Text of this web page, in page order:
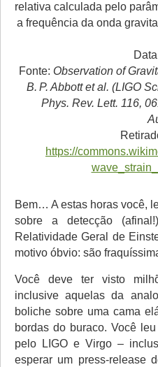
relativa calculada pelo
a frequência da onda
Fonte: Observation of
B. P. Abbott et al. (LIGO
Phys. Rev. Lett. 116,
https://
Bem… A estas horas você,
sobre a detecção
Relatividade Geral de
motivo óbvio: são
Você deve ter visto
inclusive aquelas da
boliche sobre uma cama
bordas do buraco. Você
pelo LIGO e Virgo –
esperar um press-release